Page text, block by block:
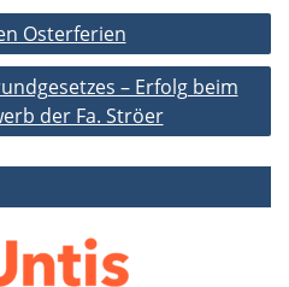
Osterferien
– Erfolg beim
der Fa. Ströer